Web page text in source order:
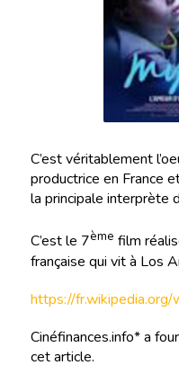
C’est véritablement
productrice en France
la principale interprète
C’est le 7ème film
française qui vit à Los
https://fr.wikipedia.org/
Cinéfinances.info* a
cet article.